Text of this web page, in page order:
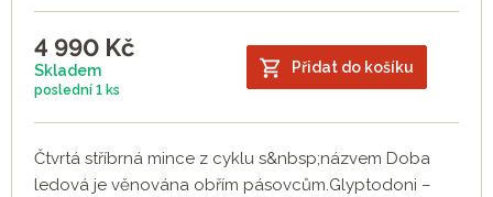
4 990 Kč
Skladem
poslední 1 ks
Přidat do košíku
Čtvrtá stříbrná mince z cyklu s&nbsp;názvem Doba
ledová je věnována obřím pásovcům.Glyptodoni –